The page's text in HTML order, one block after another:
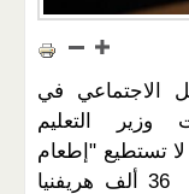
الاجتماعي في
وزير التعليم
لا تستطيع "إطعام
طفل إذا أرادت تكوين أسرة براتب 36 ألف هريفنيا